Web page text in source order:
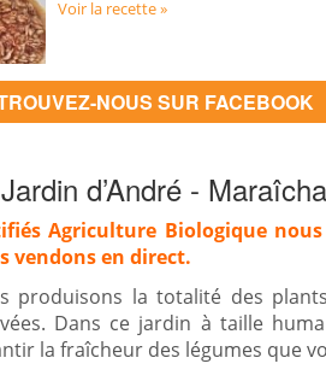
Voir la recette »
NOUS SUR FACEBOOK
d’André -
Agriculture Biologique
vendons en direct.
produisons la totalité des
Dans ce jardin à taille
la fraîcheur des légumes que